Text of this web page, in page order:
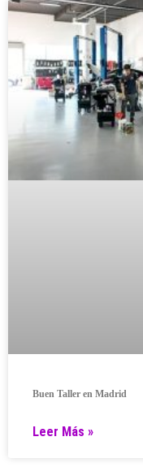
Buen Taller en Madrid
Leer Más »